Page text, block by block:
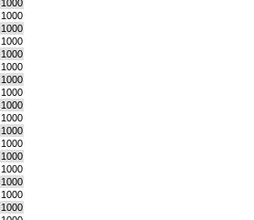
1000
1000
1000
1000
1000
1000
1000
1000
1000
1000
1000
1000
1000
1000
1000
1000
1000